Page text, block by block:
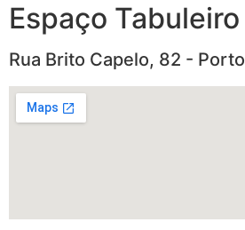
Espaço Tabuleiro
Rua Brito Capelo, 82 - Porto